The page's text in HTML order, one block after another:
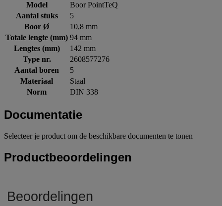
Model
Boor PointTeQ
Aantal stuks
5
Boor Ø
10,8 mm
Totale lengte (mm) 94 mm
Lengtes (mm)
142 mm
Type nr.
2608577276
Aantal boren
5
Materiaal
Staal
Norm
DIN 338
Documentatie
Selecteer je product om de beschikbare documenten te tonen
Productbeoordelingen